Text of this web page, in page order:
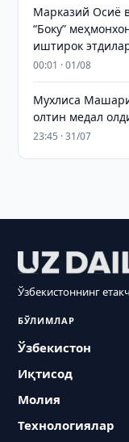
Марказий Осиё
“Боку”
иштирок
00:01 · 01/08
Мухлиса
олтин медал
23:45 · 31/07
Ўзбекистоннинг
БЎЛИМЛАР
Ўзбекистон
Иқтисод
Молия
Технологиялар